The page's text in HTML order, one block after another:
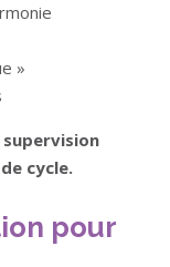
»
cycle.
pour